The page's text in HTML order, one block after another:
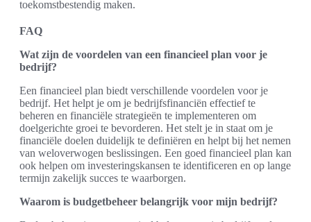
toekomstbestendig maken.
FAQ
Wat zijn de voordelen van een financieel plan voor je
bedrijf?
Een financieel plan biedt verschillende voordelen voor je
bedrijf. Het helpt je om je bedrijfsfinanciën effectief te
beheren en financiële strategieën te implementeren om
doelgerichte groei te bevorderen. Het stelt je in staat om je
financiële doelen duidelijk te definiëren en helpt bij het nemen
van weloverwogen beslissingen. Een goed financieel plan kan
ook helpen om investeringskansen te identificeren en op lange
termijn zakelijk succes te waarborgen.
Waarom is budgetbeheer belangrijk voor mijn bedrijf?